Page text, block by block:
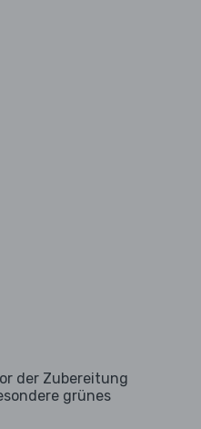
der Zubereitung
grünes